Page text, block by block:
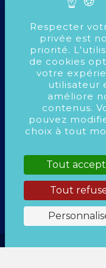
Avec plus de 25
compétition
toutes les
dans le montage
VOTRE COMPTE
COORDONNÉES
2025 © ASC
Respecter
privée est
priorité.
de cookies
votre
utilisateur
améliore
contenus.
pouvez
choix à tout
Tout
Tout